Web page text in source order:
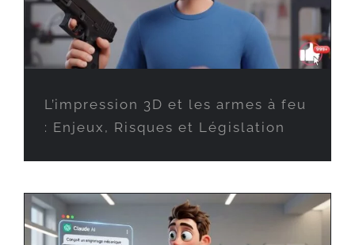
L’impression 3D et les armes à feu
: Enjeux, Risques et Législation